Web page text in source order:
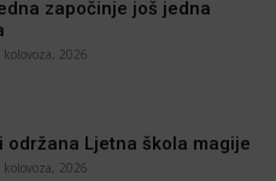
započinje još jedna
kolovoza, 2026
održana Ljetna škola magije
kolovoza, 2026